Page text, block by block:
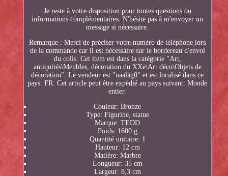
Je reste à votre disposition pour toutes questions ou
informations complémentaires. N'hésite pas à m'envoyer un
message si nécessaire.
Remarque : Merci de préciser votre numéro de téléphone lors
de la commande car il est nécessaire sur le bordereau d'envoi
du colis. Cet item est dans la catégorie "Art,
antiquités\Meubles, décoration du XXe\Art déco\Objets de
décoration". Le vendeur est "naalag0" et est localisé dans ce
pays: FR. Cet article peut être expédié au pays suivant: Monde
entier.
Couleur: Bronze
Type: Figurine, statue
Marque: TEDD
Poids: 1600 g
Quantité unitaire: 1
Hauteur: 12 cm
Matière: Marbre
Longueur: 35 cm
Largeur: 8,3 cm